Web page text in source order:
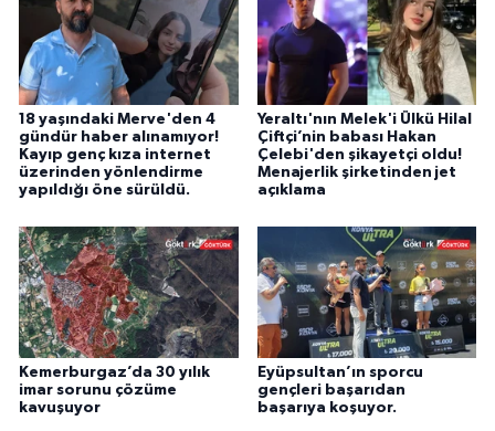
18 yaşındaki Merve'den 4
gündür haber alınamıyor!
Kayıp genç kıza internet
üzerinden yönlendirme
yapıldığı öne sürüldü.
Yeraltı'nın Melek'i Ülkü Hilal
Çiftçi’nin babası Hakan
Çelebi'den şikayetçi oldu!
Menajerlik şirketinden jet
açıklama
Kemerburgaz’da 30 yılık
imar sorunu çözüme
kavuşuyor
Eyüpsultan’ın sporcu
gençleri başarıdan
başarıya koşuyor.